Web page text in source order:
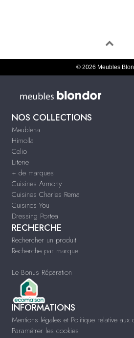
© 2026 Meubles
NOS COLLECTIONS
Meublena
Himolla
Celio
Literie
+ de marques
Cuisines Armony
Cuisines Charles Rema
Cuisines You
Dressing Portea
RECHERCHE
Rechercher un produit
Recherche par marque
Le Bonus Réparation
INFORMATIONS
Mentions légales et Politique relative aux
Paramétrer les cookies